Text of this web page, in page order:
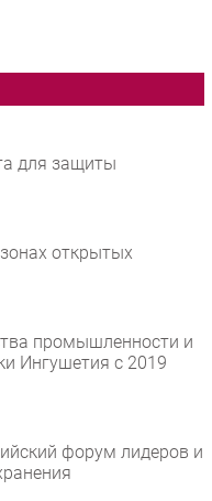
для защиты
открытых
промышленности и
Ингушетия с 2019
форум лидеров и